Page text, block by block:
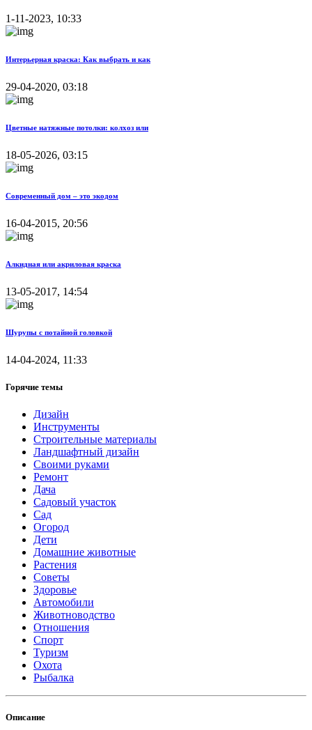
1-11-2023, 10:33
Интерьерная краска: Как выбрать и как
29-04-2020, 03:18
Цветные натяжные потолки: колхоз или
18-05-2026, 03:15
Современный дом – это экодом
16-04-2015, 20:56
Алкидная или акриловая краска
13-05-2017, 14:54
Шурупы с потайной головкой
14-04-2024, 11:33
Горячие темы
Дизайн
Инструменты
Строительные материалы
Ландшафтный дизайн
Своими руками
Ремонт
Дача
Садовый участок
Сад
Огород
Дети
Домашние животные
Растения
Советы
Здоровье
Автомобили
Животноводство
Отношения
Спорт
Туризм
Охота
Рыбалка
Описание